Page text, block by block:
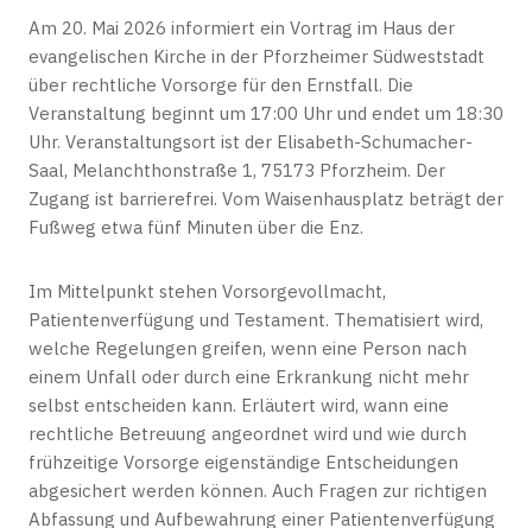
Am 20. Mai 2026 informiert ein Vortrag im Haus der
evangelischen Kirche in der Pforzheimer Südweststadt
über rechtliche Vorsorge für den Ernstfall. Die
Veranstaltung beginnt um 17:00 Uhr und endet um 18:30
Uhr. Veranstaltungsort ist der Elisabeth-Schumacher-
Saal, Melanchthonstraße 1, 75173 Pforzheim. Der
Zugang ist barrierefrei. Vom Waisenhausplatz beträgt der
Fußweg etwa fünf Minuten über die Enz.
Im Mittelpunkt stehen Vorsorgevollmacht,
Patientenverfügung und Testament. Thematisiert wird,
welche Regelungen greifen, wenn eine Person nach
einem Unfall oder durch eine Erkrankung nicht mehr
selbst entscheiden kann. Erläutert wird, wann eine
rechtliche Betreuung angeordnet wird und wie durch
frühzeitige Vorsorge eigenständige Entscheidungen
abgesichert werden können. Auch Fragen zur richtigen
Abfassung und Aufbewahrung einer Patientenverfügung